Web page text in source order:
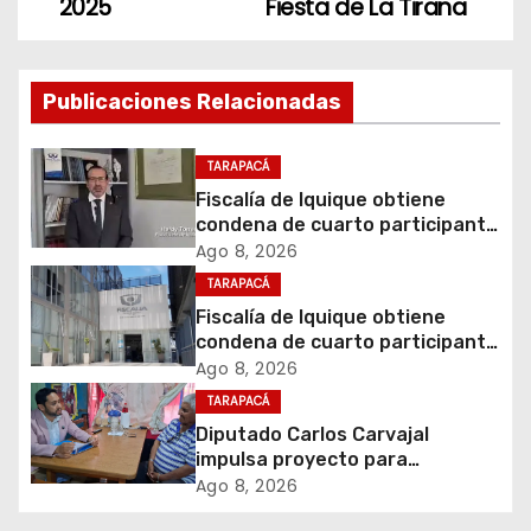
e
g
a
c
i
ó
n
d
e
Fiesta de La Tirana
2025
Publicaciones Relacionadas
TARAPACÁ
Fiscalía de Iquique obtiene
condena de cuarto participante
en violento asalto a
comerciante
Ago 8, 2026
TARAPACÁ
Fiscalía de Iquique obtiene
condena de cuarto participante
en violento asalto a
comerciante
Ago 8, 2026
TARAPACÁ
Diputado Carlos Carvajal
impulsa proyecto para
homenajear en vida al campeón
Ago 8, 2026